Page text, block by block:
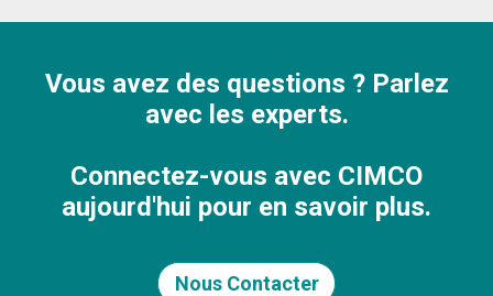
Vous avez des questions ? Parlez
avec les experts.
Connectez-vous avec CIMCO
aujourd'hui pour en savoir plus.
Nous Contacter